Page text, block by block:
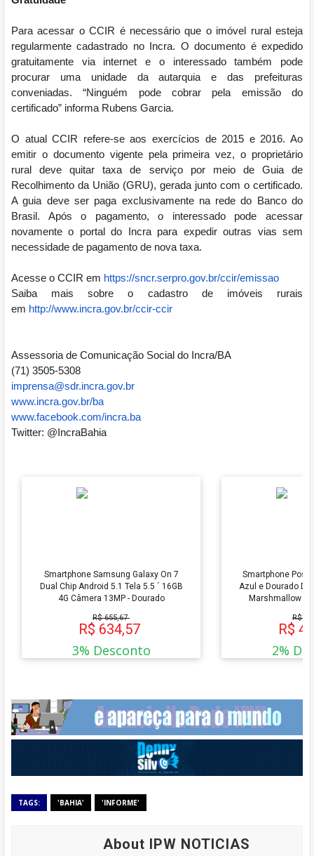
Para acessar o CCIR é necessário que o imóvel rural esteja
regularmente cadastrado no Incra. O documento é expedido
gratuitamente via internet e o interessado também pode
procurar uma unidade da autarquia e das prefeituras
conveniadas. “Ninguém pode cobrar pela emissão do
certificado” informa Rubens Garcia.
O atual CCIR refere-se aos exercícios de 2015 e 2016. Ao
emitir o documento vigente pela primeira vez, o proprietário
rural deve quitar taxa de serviço por meio de Guia de
Recolhimento da União (GRU), gerada junto com o certificado.
A guia deve ser paga exclusivamente na rede do Banco do
Brasil. Após o pagamento, o interessado pode acessar
novamente o portal do Incra para expedir outras vias sem
necessidade de pagamento de nova taxa.
Acesse o CCIR em https://sncr.serpro.gov.br/ccir/emissao
Saiba mais sobre o cadastro de imóveis rurais
em http://www.incra.gov.br/ccir-ccir
Assessoria de Comunicação Social do Incra/BA
(71) 3505-5308
imprensa@sdr.incra.gov.br
www.incra.gov.br/ba
www.facebook.com/incra.ba
Twitter: @IncraBahia
Smartphone Samsung Galaxy On 7
Dual Chip Android 5.1 Tela 5.5 ´ 16GB
4G Câmera 13MP - Dourado
R$ 655,67
R$ 634,57
3% Desconto
Smartphone
Azul e Dourado
Marshmallow
R$
R$
2%
TAGS: 'BAHIA' 'INFORME'
About IPW NOTICIAS